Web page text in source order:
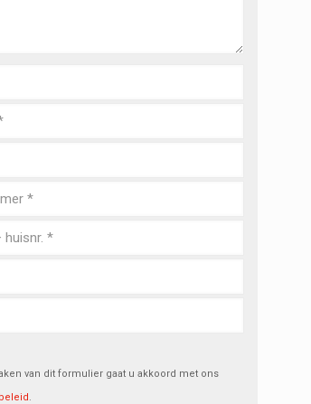
van dit formulier gaat u akkoord met ons